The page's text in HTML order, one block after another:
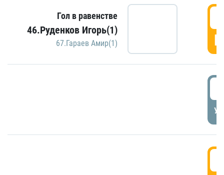
Гол в равенстве
46.Руденков Игорь(1)
67.Гараев Амир(1)